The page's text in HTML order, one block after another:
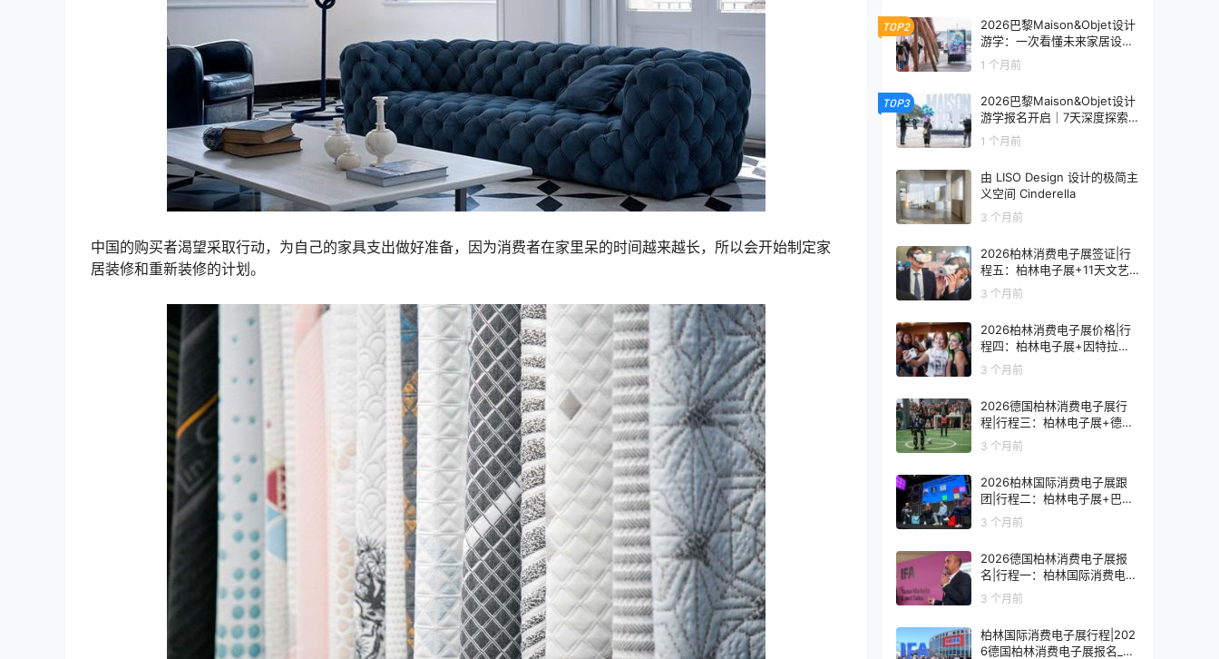
中国的购买者渴望采取行动，为自己的家具支出做好准备，因为消费者在家里呆的时间越来越长，所以会开始制定家
居装修和重新装修的计划。
TOP2
2026巴黎Maison&Objet设计
游学：一次看懂未来家居设计
趋势
1 个月前
TOP3
2026巴黎Maison&Objet设计
游学报名开启｜7天深度探索
全球家居设计趋势
1 个月前
由 LISO Design 设计的极简主
义空间 Cinderella
3 个月前
2026柏林消费电子展签证|行
程五：柏林电子展+11天文艺
复兴之旅
3 个月前
2026柏林消费电子展价格|行
程四：柏林电子展+因特拉肯1
0天浪漫之旅
3 个月前
2026德国柏林消费电子展行
程|行程三：柏林电子展+德国
9天人文之旅
3 个月前
2026柏林国际消费电子展跟
团|行程二：柏林电子展+巴黎
8天艺术之旅
3 个月前
2026德国柏林消费电子展报
名|行程一：柏林国际消费电子
展观展7天
3 个月前
柏林国际消费电子展行程|202
6德国柏林消费电子展报名_价